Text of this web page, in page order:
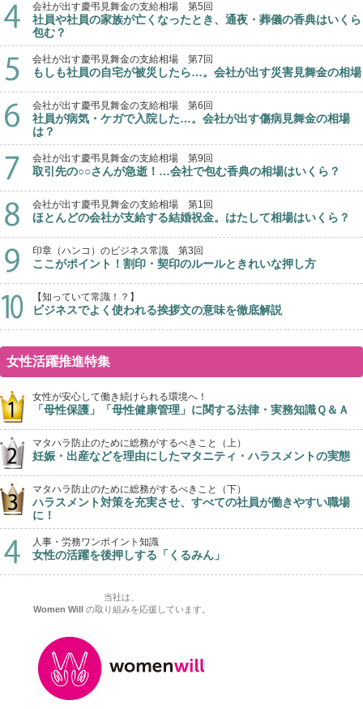
会社が出す慶弔見舞金の支給相場 第5回
社員や社員の家族が亡くなったとき、通夜・葬儀の香典はいくら
包む？
会社が出す慶弔見舞金の支給相場 第7回
もしも社員の自宅が被災したら…。会社が出す災害見舞金の相場
会社が出す慶弔見舞金の支給相場 第6回
社員が病気・ケガで入院した…。会社が出す傷病見舞金の相場
は？
会社が出す慶弔見舞金の支給相場 第9回
取引先の○○さんが急逝！…会社で包む香典の相場はいくら？
会社が出す慶弔見舞金の支給相場 第1回
ほとんどの会社が支給する結婚祝金。はたして相場はいくら？
印章（ハンコ）のビジネス常識 第3回
ここがポイント！割印・契印のルールときれいな押し方
【知っていて常識！？】
ビジネスでよく使われる挨拶文の意味を徹底解説
女性活躍推進特集
女性が安心して働き続けられる環境へ！
「母性保護」「母性健康管理」に関する法律・実務知識Ｑ＆Ａ
マタハラ防止のために総務がするべきこと（上）
妊娠・出産などを理由にしたマタニティ・ハラスメントの実態
マタハラ防止のために総務がするべきこと（下）
ハラスメント対策を充実させ、すべての社員が働きやすい職場
に！
人事・労務ワンポイント知識
女性の活躍を後押しする「くるみん」
当社は、
Women Will
の取り組みを応援しています。